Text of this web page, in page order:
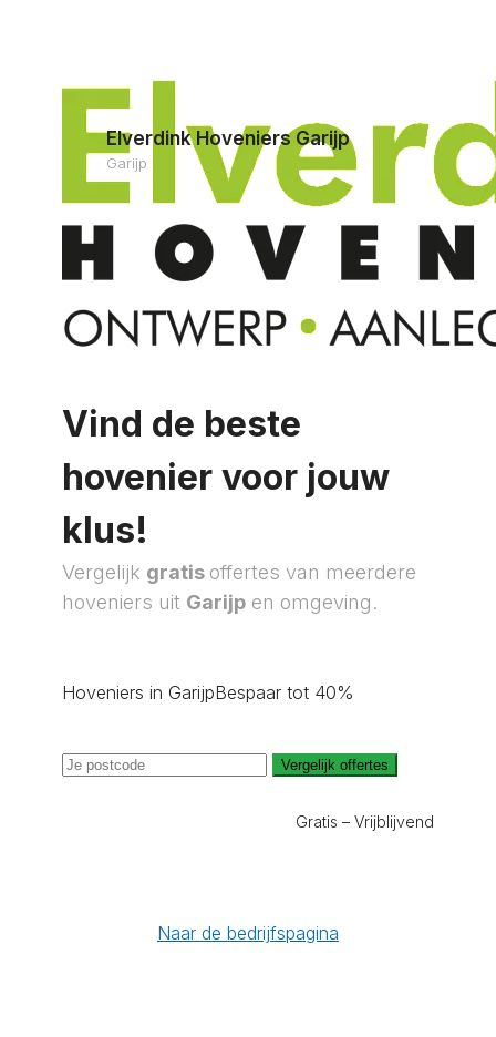
Elverdink Hoveniers Garijp
Garijp
Vind de beste
hovenier voor jouw
klus!
Vergelijk gratis offertes van meerdere
hoveniers uit Garijp en omgeving.
Hoveniers in GarijpBespaar tot 40%
Vergelijk offertes
Gratis – Vrijblijvend
Naar de bedrijfspagina